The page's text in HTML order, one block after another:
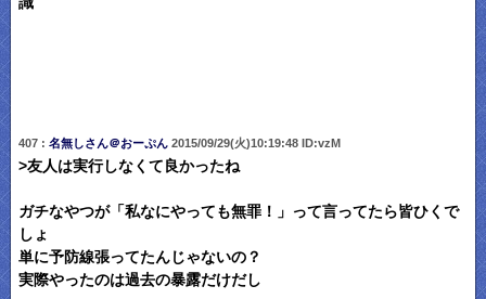
407 : 名無しさん＠おーぷん2015/09/29(火)10:19:48 ID:vzM
>友人は実行しなくて良かったね
ガチなやつが「私なにやっても無罪！」って言ってたら皆ひくで
しょ
単に予防線張ってたんじゃないの？
実際やったのは過去の暴露だけだし